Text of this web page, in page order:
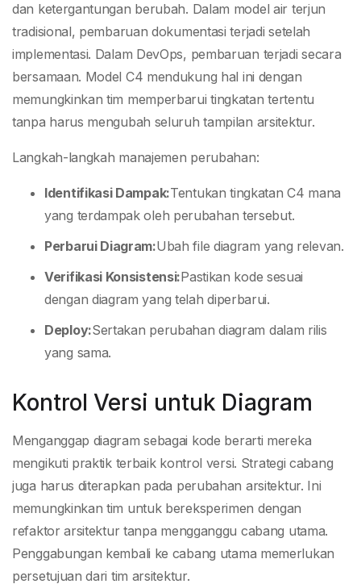
dan ketergantungan berubah. Dalam model air terjun
tradisional, pembaruan dokumentasi terjadi setelah
implementasi. Dalam DevOps, pembaruan terjadi secara
bersamaan. Model C4 mendukung hal ini dengan
memungkinkan tim memperbarui tingkatan tertentu
tanpa harus mengubah seluruh tampilan arsitektur.
Langkah-langkah manajemen perubahan:
Identifikasi Dampak:Tentukan tingkatan C4 mana
yang terdampak oleh perubahan tersebut.
Perbarui Diagram:Ubah file diagram yang relevan.
Verifikasi Konsistensi:Pastikan kode sesuai
dengan diagram yang telah diperbarui.
Deploy:Sertakan perubahan diagram dalam rilis
yang sama.
Kontrol Versi untuk Diagram
Menganggap diagram sebagai kode berarti mereka
mengikuti praktik terbaik kontrol versi. Strategi cabang
juga harus diterapkan pada perubahan arsitektur. Ini
memungkinkan tim untuk bereksperimen dengan
refaktor arsitektur tanpa mengganggu cabang utama.
Penggabungan kembali ke cabang utama memerlukan
persetujuan dari tim arsitektur.